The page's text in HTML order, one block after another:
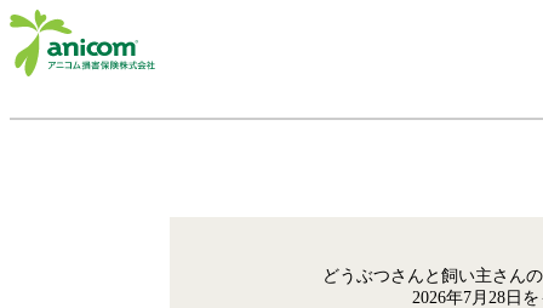
どうぶつさんと飼い主さん
2026年7月28日